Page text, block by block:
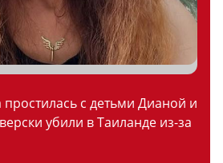
с детьми Дианой и
убили в Таиланде из-за